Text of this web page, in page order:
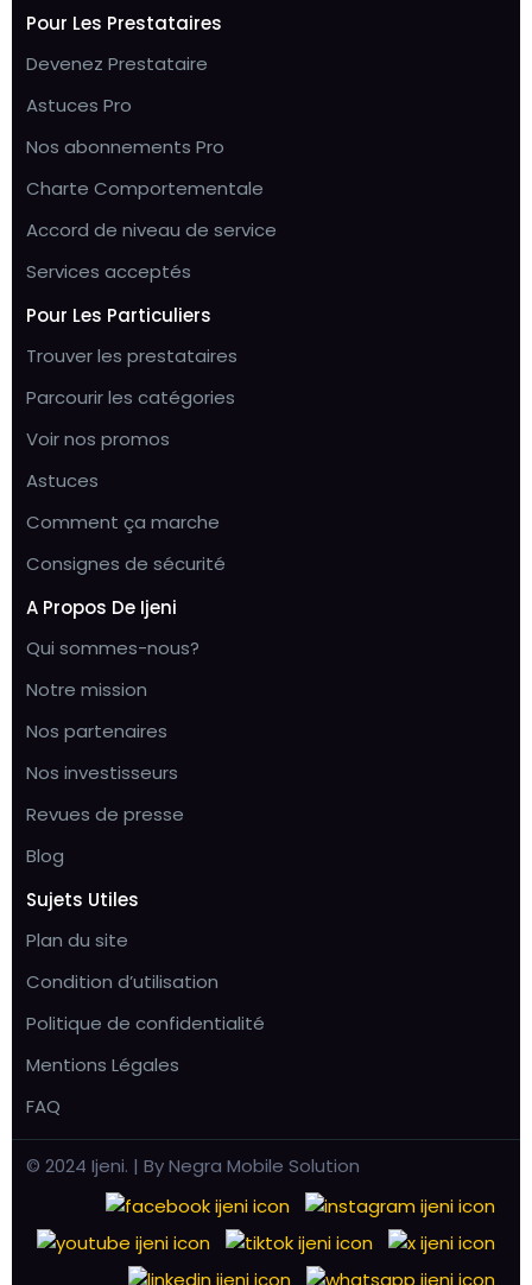
Pour Les Prestataires
Devenez Prestataire
Astuces Pro
Nos abonnements Pro
Charte Comportementale
Accord de niveau de service
Services acceptés
Pour Les Particuliers
Trouver les prestataires
Parcourir les catégories
Voir nos promos
Astuces
Comment ça marche
Consignes de sécurité
A Propos De Ijeni
Qui sommes-nous?
Notre mission
Nos partenaires
Nos investisseurs
Revues de presse
Blog
Sujets Utiles
Plan du site
Condition d’utilisation
Politique de confidentialité
Mentions Légales
FAQ
© 2024 Ijeni. | By Negra Mobile Solution